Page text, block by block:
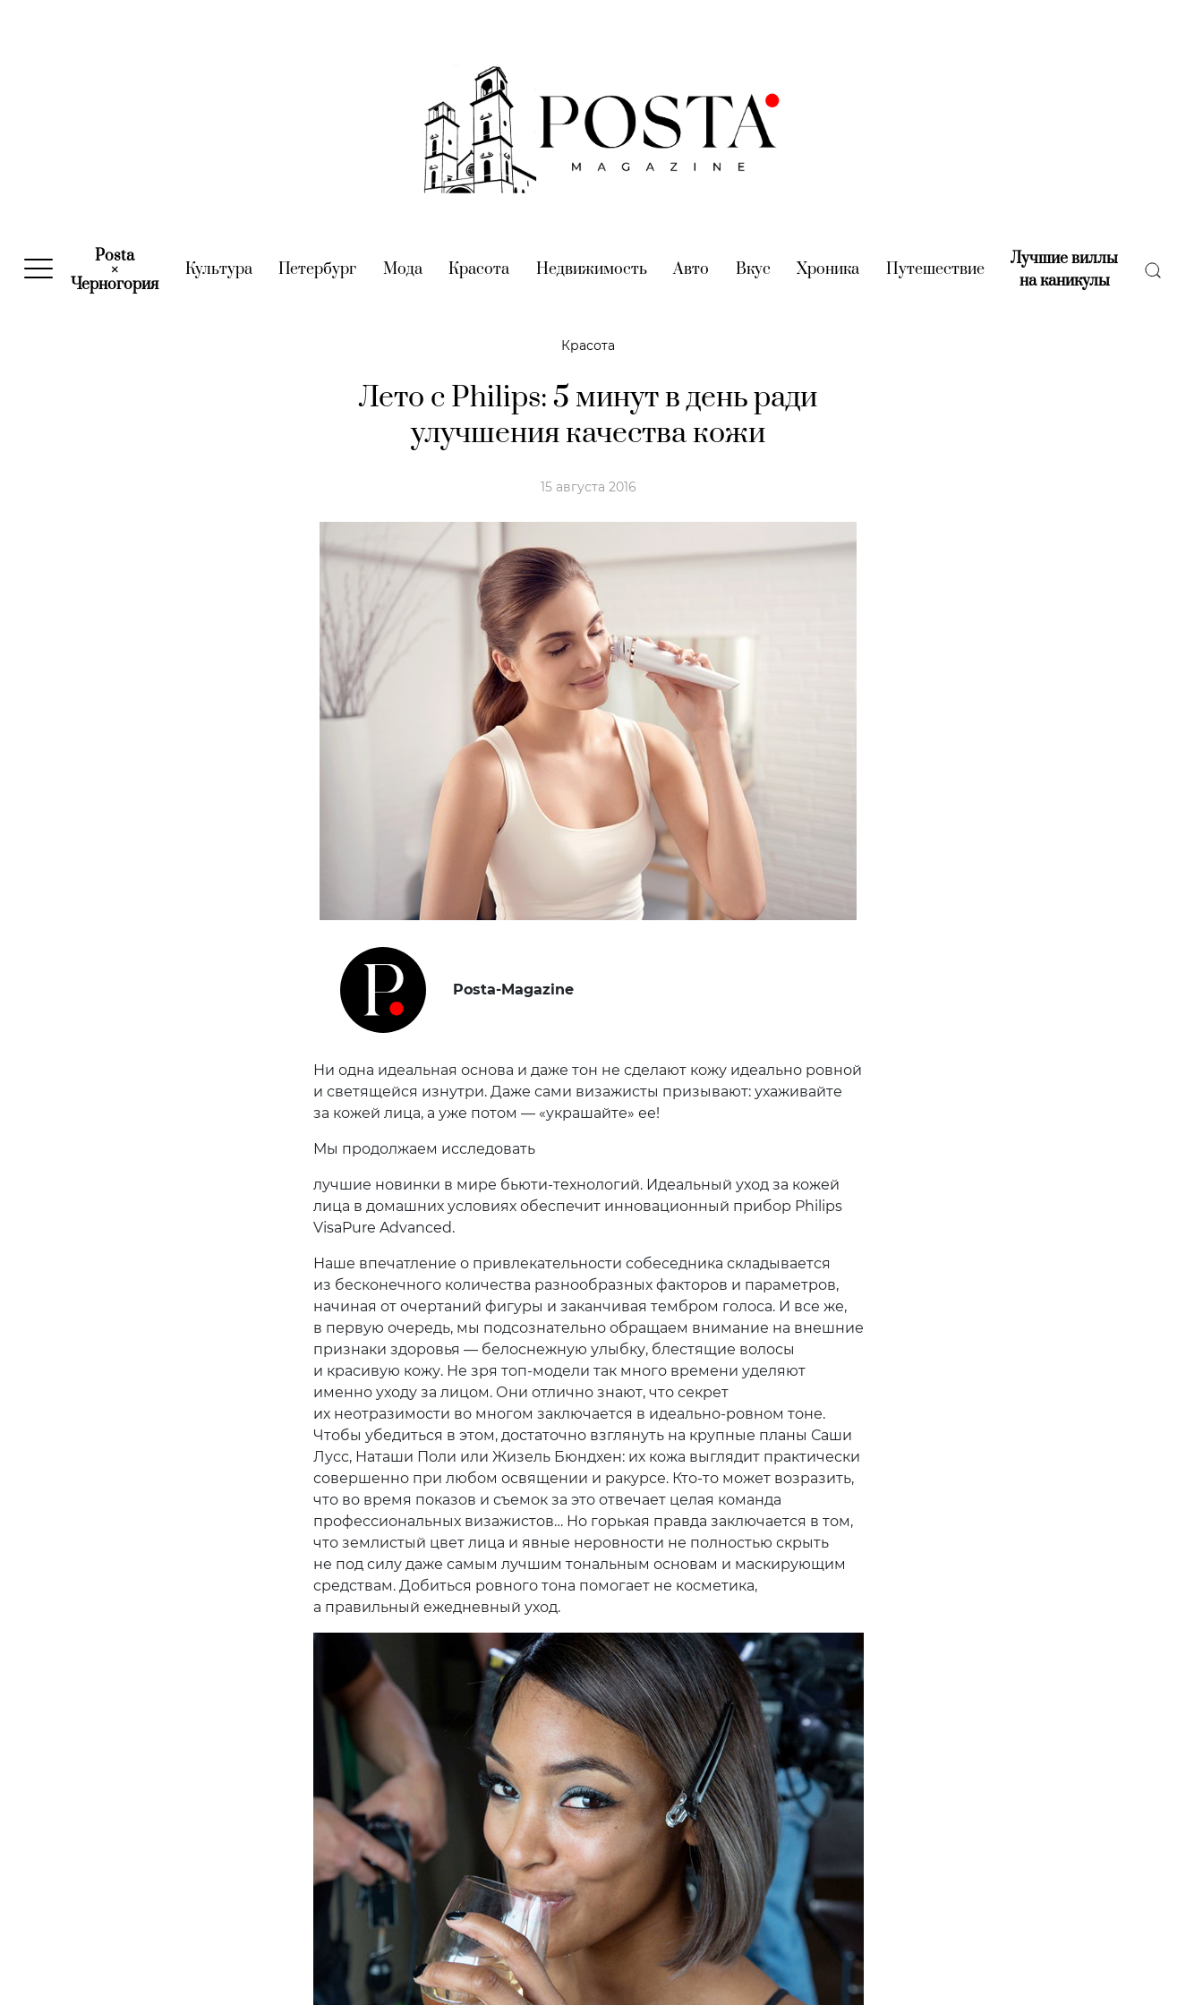
Posta
×
Черногория(current)
Культура(current)
Петербург (current)
Мода(current)
Красота (current)
Недвижимость(current)
Авто (current)
Вкус (current)
Хроника (current)
Путешествие(current)
Лучшие виллы
на каникулы(current)
Красота
Лето с Philips: 5 минут в день ради
улучшения качества кожи
15 августа 2016
Posta-Magazine
Ни одна идеальная основа и даже тон не сделают кожу идеально ровной
и светящейся изнутри. Даже сами визажисты призывают: ухаживайте
за кожей лица, а уже потом — «украшайте» ее!
Мы продолжаем исследовать
лучшие новинки в мире бьюти-технологий. Идеальный уход за кожей
лица в домашних условиях обеспечит инновационный прибор Philips
VisaPure Advanced.
Наше впечатление о привлекательности собеседника складывается
из бесконечного количества разнообразных факторов и параметров,
начиная от очертаний фигуры и заканчивая тембром голоса. И все же,
в первую очередь, мы подсознательно обращаем внимание на внешние
признаки здоровья — белоснежную улыбку, блестящие волосы
и красивую кожу. Не зря топ-модели так много времени уделяют
именно уходу за лицом. Они отлично знают, что секрет
их неотразимости во многом заключается в идеально-ровном тоне.
Чтобы убедиться в этом, достаточно взглянуть на крупные планы Саши
Лусс, Наташи Поли или Жизель Бюндхен: их кожа выглядит практически
совершенно при любом освящении и ракурсе. Кто-то может возразить,
что во время показов и съемок за это отвечает целая команда
профессиональных визажистов… Но горькая правда заключается в том,
что землистый цвет лица и явные неровности не полностью скрыть
не под силу даже самым лучшим тональным основам и маскирующим
средствам. Добиться ровного тона помогает не косметика,
а правильный ежедневный уход.